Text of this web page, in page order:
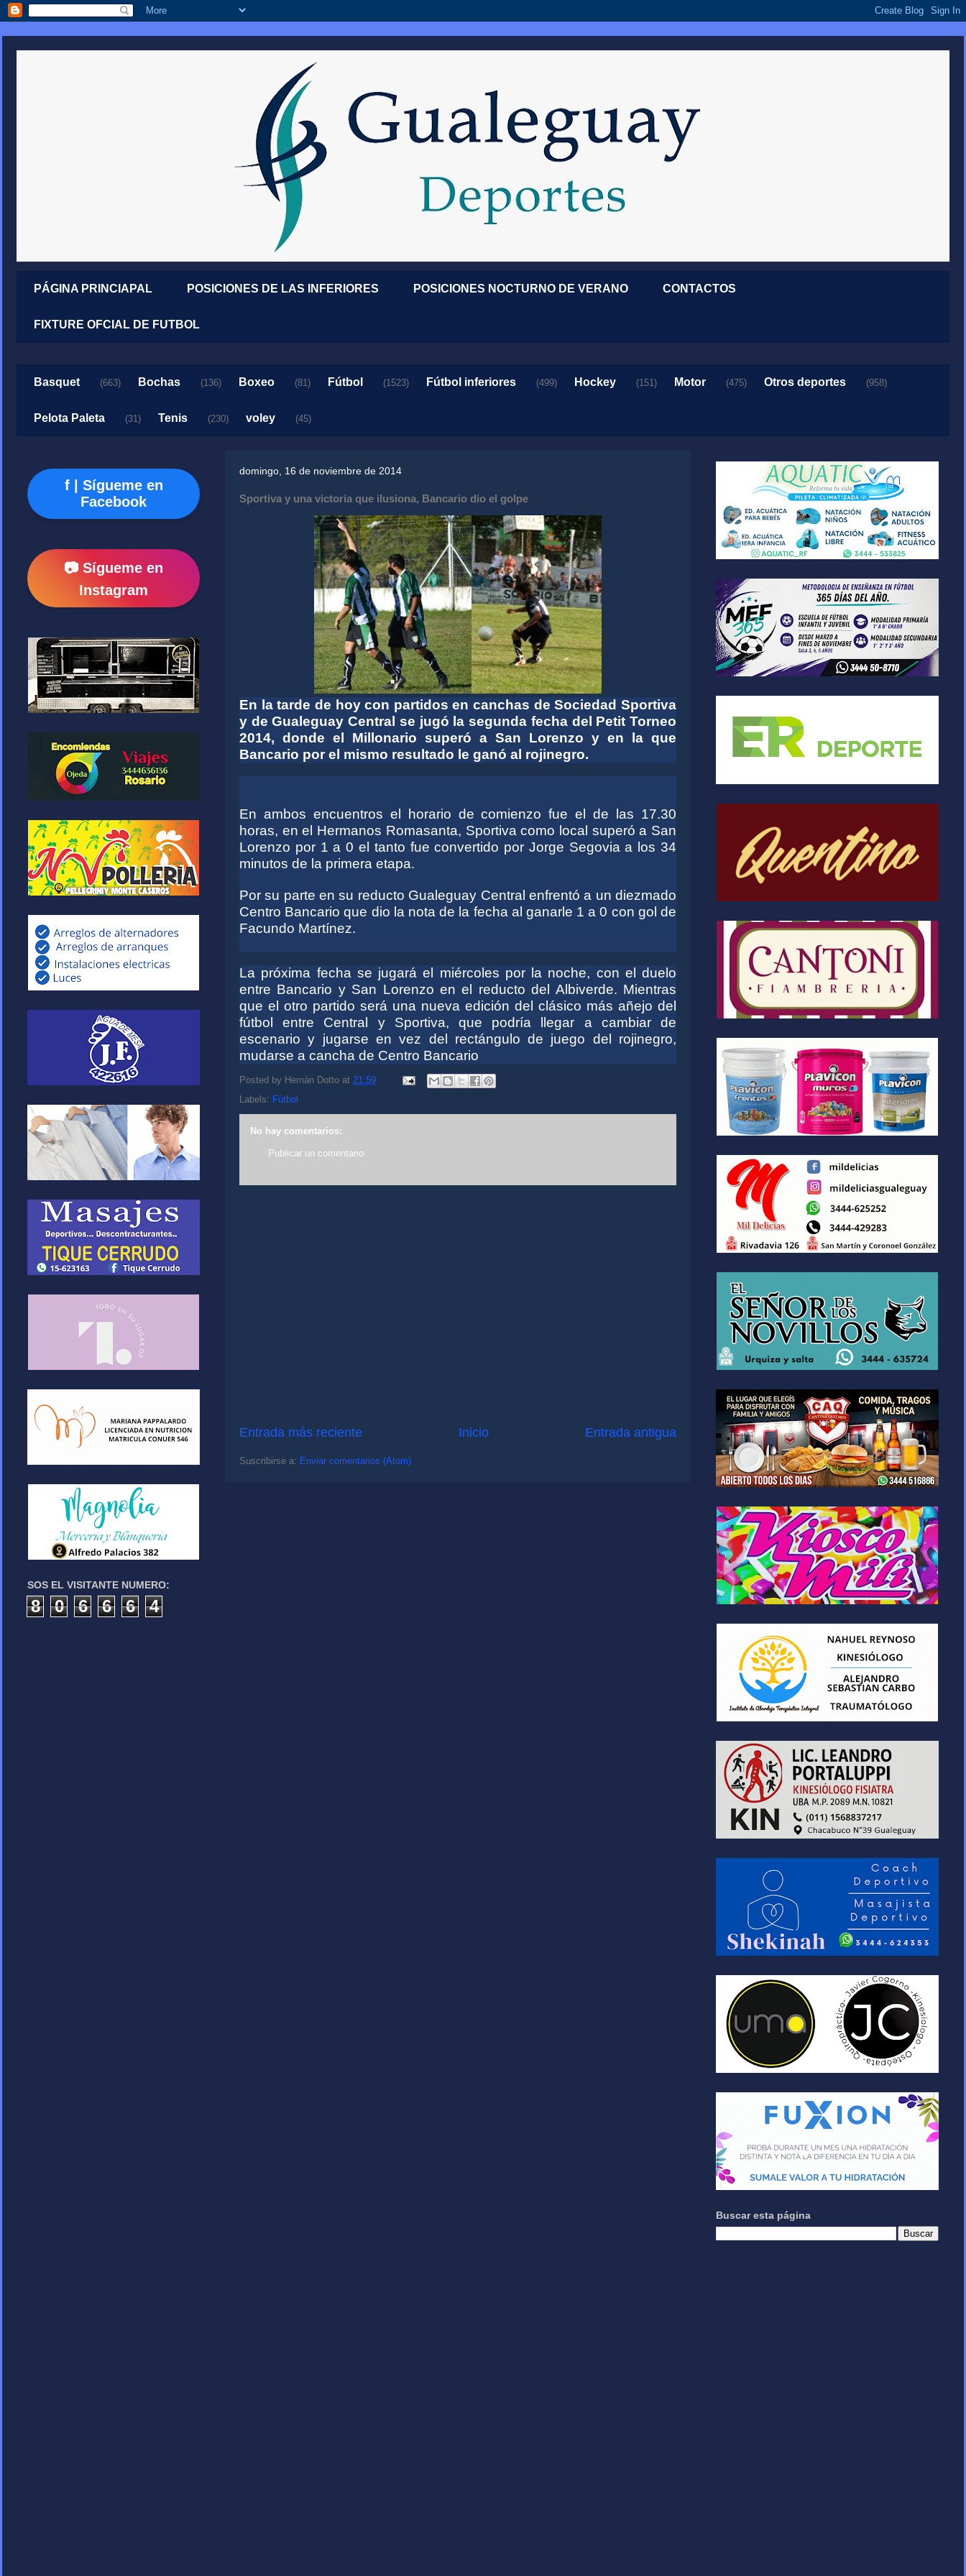
PÁGINA PRINCIAPAL POSICIONES DE LAS INFERIORES POSICIONES NOCTURNO DE VERANO CONTACTOS
FIXTURE OFCIAL DE FUTBOL
Basquet (663) Bochas (136) Boxeo (81) Fútbol (1523) Fútbol inferiores (499) Hockey (151) Motor (475) Otros deportes (958)
Pelota Paleta (31) Tenis (230) voley (45)
domingo, 16 de noviembre de 2014
Sportiva y una victoria que ilusiona, Bancario dio el golpe
En la tarde de hoy con partidos en canchas de Sociedad Sportiva
y de Gualeguay Central se jugó la segunda fecha del Petit Torneo
2014, donde el Millonario superó a San Lorenzo y en la que
Bancario por el mismo resultado le ganó al rojinegro.
En ambos encuentros el horario de comienzo fue el de las 17.30
horas, en el Hermanos Romasanta, Sportiva como local superó a San
Lorenzo por 1 a 0 el tanto fue convertido por Jorge Segovia a los 34
minutos de la primera etapa.
Por su parte en su reducto Gualeguay Central enfrentó a un diezmado
Centro Bancario que dio la nota de la fecha al ganarle 1 a 0 con gol de
Facundo Martínez.
La próxima fecha se jugará el miércoles por la noche, con el duelo
entre Bancario y San Lorenzo en el reducto del Albiverde. Mientras
que el otro partido será una nueva edición del clásico más añejo del
fútbol entre Central y Sportiva, que podría llegar a cambiar de
escenario y jugarse en vez del rectángulo de juego del rojinegro,
mudarse a cancha de Centro Bancario
Posted by Hernán Dotto at 21:59
Labels: Fútbol
No hay comentarios:
Publicar un comentario
Entrada más reciente Entrada antigua
Inicio
Suscribirse a: Enviar comentarios (Atom)
f | Sígueme en
Facebook
📷 Sígueme en
Instagram
SOS EL VISITANTE NUMERO:
8 0 6 6 6 4
Buscar esta página